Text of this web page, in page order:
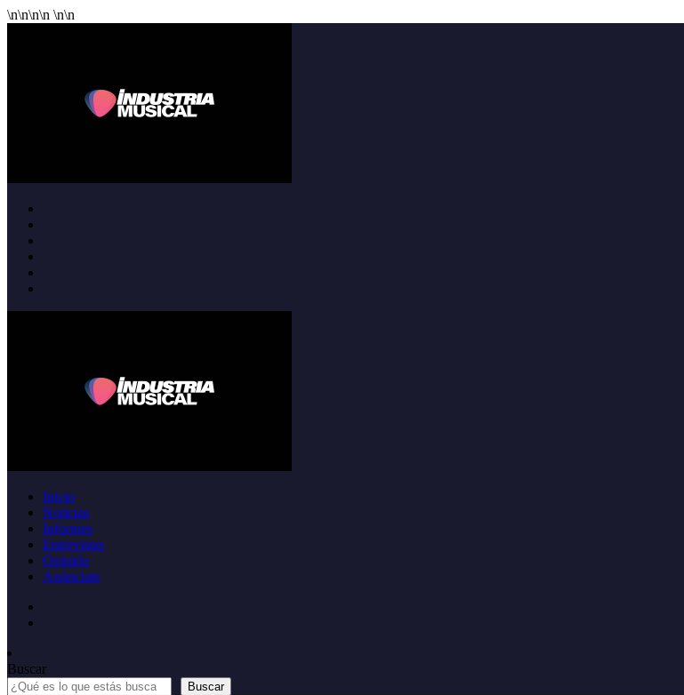
\n\n\n\n \n\n
Inicio
Noticias
Informes
Entrevistas
Opinión
Anúnciate
Buscar
Buscar